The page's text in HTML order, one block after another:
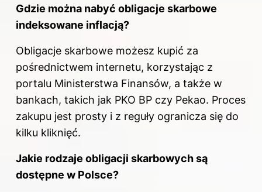
Gdzie można nabyć obligacje skarbowe
indeksowane inflacją?
Obligacje skarbowe możesz kupić za
pośrednictwem internetu, korzystając z
portalu Ministerstwa Finansów, a także w
bankach, takich jak PKO BP czy Pekao. Proces
zakupu jest prosty i z reguły ogranicza się do
kilku kliknięć.
Jakie rodzaje obligacji skarbowychsą
dostępne w Polsce?